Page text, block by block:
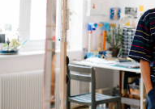
ESPACES DE
Recherche
Connexion